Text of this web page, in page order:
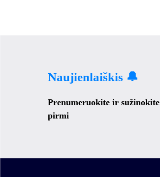
Naujienlaiškis 🔔
Prenumeruokite ir
pirmi